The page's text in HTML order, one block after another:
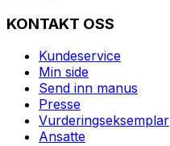
KONTAKT OSS
Kundeservice
Min side
Send inn manus
Presse
Vurderingseksemplar
Ansatte